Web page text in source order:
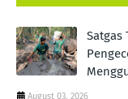
Satgas
August 03, 2026